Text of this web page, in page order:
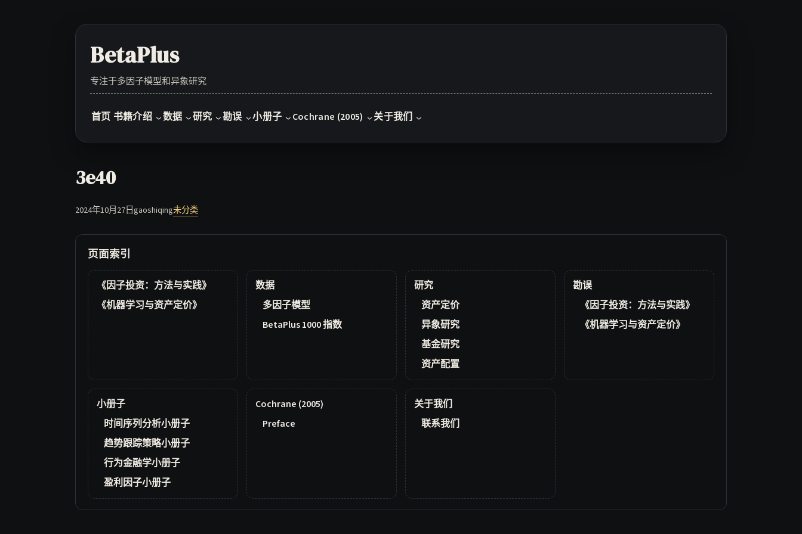
BetaPlus
专注于多因子模型和异象研究
首页 书籍介绍 数据 研究 勘误 小册子 Cochrane (2005) 关于我们
3e40
2024年10月27日gaoshiqing未分类
页面索引
《因子投资：方法与实践》
《机器学习与资产定价》
数据
多因子模型
BetaPlus 1000 指数
研究
资产定价
异象研究
基金研究
资产配置
勘误
《因子投资：方法与实践》
《机器学习与资产定价》
小册子
时间序列分析小册子
趋势跟踪策略小册子
行为金融学小册子
盈利因子小册子
Cochrane (2005)
Preface
关于我们
联系我们